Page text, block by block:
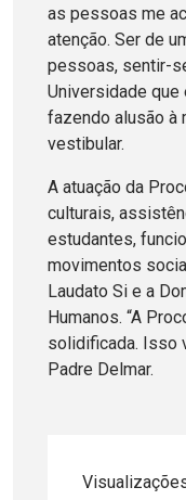
as pessoas me
atenção. Ser de
pessoas, sentir-
Universidade que
fazendo alusão à
vestibular.
A atuação da
culturais,
estudantes,
movimentos
Laudato Si e a
Humanos. “A
solidificada. Isso
Padre Delmar.